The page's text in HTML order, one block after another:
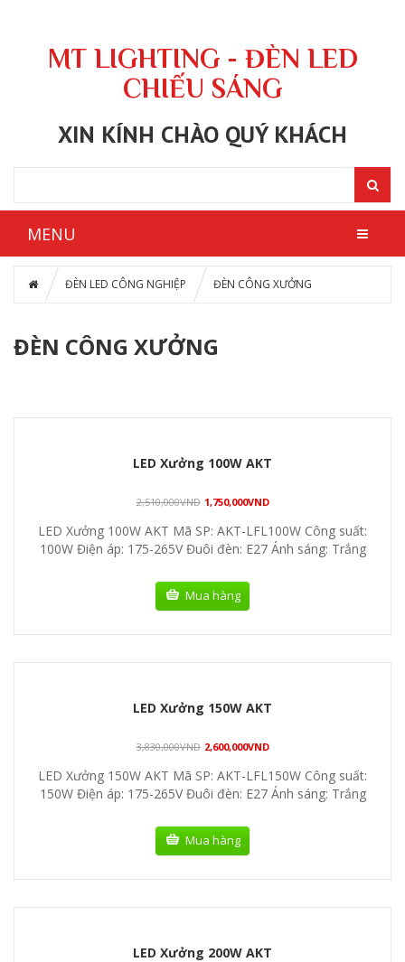
MT LIGHTING - ĐÈN LED
CHIẾU SÁNG
XIN KÍNH CHÀO QUÝ KHÁCH
MENU
ĐÈN LED CÔNG NGHIỆP ĐÈN CÔNG XƯỞNG
ĐÈN CÔNG XƯỞNG
LED Xưởng 100W AKT
2,510,000VND 1,750,000VND
LED Xưởng 100W AKT Mã SP: AKT-LFL100W Công suất:
100W Điện áp: 175-265V Đuôi đèn: E27 Ánh sáng: Trắng
Mua hàng
LED Xưởng 150W AKT
3,830,000VND 2,600,000VND
LED Xưởng 150W AKT Mã SP: AKT-LFL150W Công suất:
150W Điện áp: 175-265V Đuôi đèn: E27 Ánh sáng: Trắng
Mua hàng
LED Xưởng 200W AKT